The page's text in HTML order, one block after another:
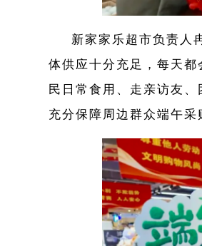
新家家乐超市负责人
体供应十分充足，每天
民日常食用、走亲访友
充分保障周边群众端午采